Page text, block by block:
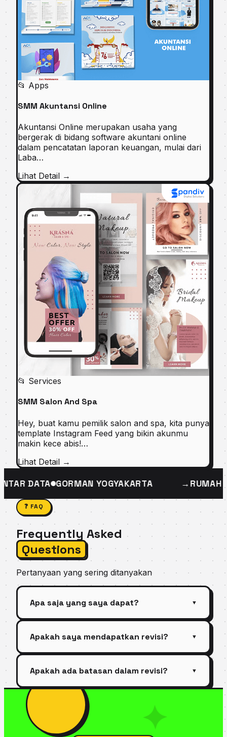
📂 Apps
SMM Akuntansi Online
Akuntansi Online merupakan usaha yang
bergerak di bidang software akuntani online
dalam pencatatan laporan keuangan, mulai dari
Laba…
Lihat Detail →
📂 Services
SMM Salon And Spa
Hey, buat kamu pemilik salon and spa, kita punya
template Instagram Feed yang bikin akunmu
makin kece abis!…
Lihat Detail →
ONLINE PINTAR DATA GORMAN YOGYAKARTA
❓ FAQ
Frequently Asked
Questions
Pertanyaan yang sering ditanyakan
Apa saja yang saya dapat? ▼
Kamu akan mendapatkan file master dalam
bentuk format Ai/CDR/EPS dan export JPG,
Apakah saya mendapatkan revisi? ▼
Revisi Kamu dapatkan secara gratis, tinggal
informasikan ke kami mengenai keinginan dan
estimasi desain jadi.
Apakah ada batasan dalam revisi? ▼
Paket UMKM Plan revisi sebatas perbaikan
desain (tidak perubahan total). Paket BISNIS
Plan bisa ubah desain 2x. Request revisi bisa
dilakukan via email atau WhatsApp.✦